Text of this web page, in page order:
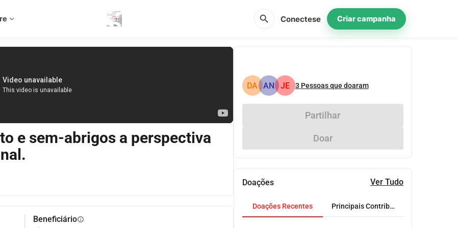
expand_more search Conectese Criar campanha
e sem-abrigos a perspectiva
Beneficiárioinfo
DA AN JE 3 Pessoas que doaram
Partilhar
Doar
Doações Ver Tudo
Doações Recentes Principais Contribuidores